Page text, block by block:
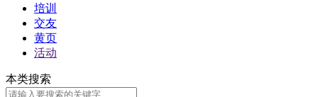
培训
交友
黄页
活动
本类搜索